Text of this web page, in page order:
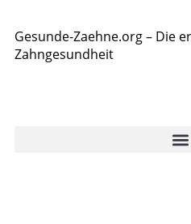
Gesunde-Zaehne.org – Die
Zahngesundheit